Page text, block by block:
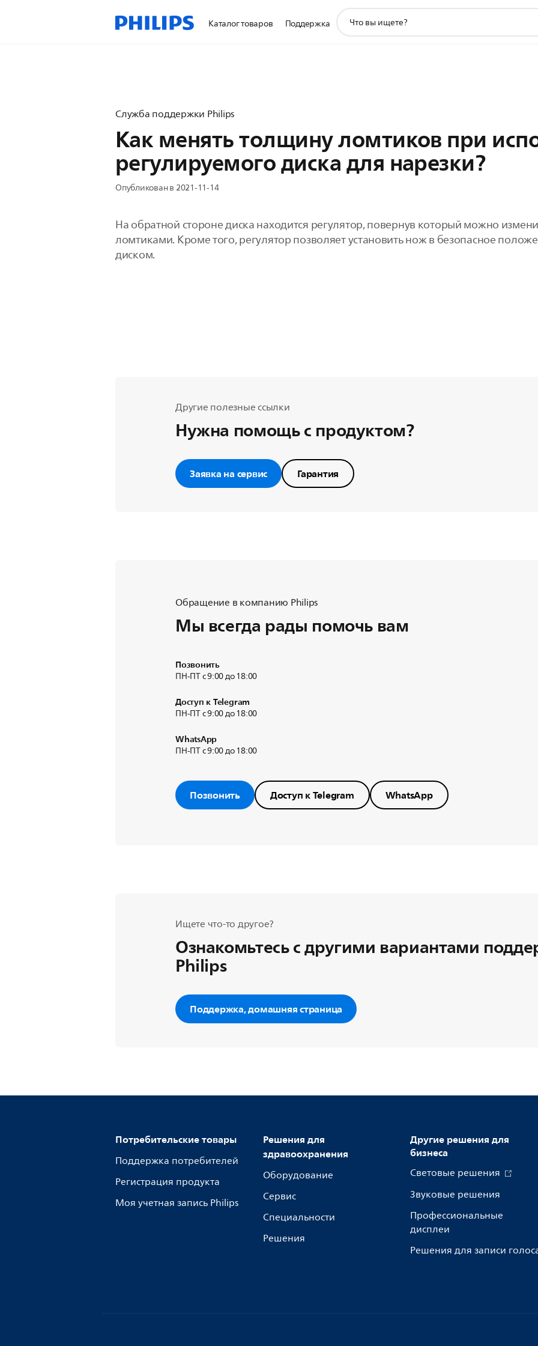
Каталог товаров Поддержка
поддержки
Служба поддержки Philips
Как менять толщину ломтиков при
регулируемого диска для нарезки?
Опубликован в 2021-11-14
На обратной стороне диска находится регулятор, повернув который можно
ломтиками. Кроме того, регулятор позволяет установить нож в безопасное
диском.
Другие полезные ссылки
Нужна помощь с продуктом?
Заявка на сервис Гарантия
Обращение в компанию Philips
Мы всегда рады помочь вам
Позвонить
ПН-ПТ с 9:00 до 18:00
Доступ к Telegram
ПН-ПТ с 9:00 до 18:00
WhatsApp
ПН-ПТ с 9:00 до 18:00
Позвонить Доступ к Telegram WhatsApp
Ищете что-то другое?
Ознакомьтесь с другими вариантами
Philips
Поддержка, домашняя страница
Потребительские товары
Поддержка потребителей
Регистрация продукта
Моя учетная запись Philips
Решения для
здравоохранения
Оборудование
Сервис
Специальности
Решения
Другие решения для
бизнеса
Световые решения
Звуковые решения
Профессиональные
дисплеи
Решения для записи